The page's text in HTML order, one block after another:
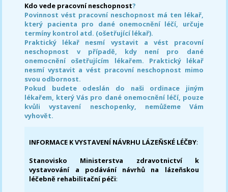
Kdo vede pracovní neschopnost?
Povinnost vést pracovní neschopnost má ten lékař,
který pacienta pro dané onemocnění léčí, určuje
termíny kontrol atd. (ošetřující lékař).
Praktický lékař nesmí vystavit a vést pracovní
neschopnost v případě, kdy není pro dané
onemocnění ošetřujícím lékařem. Praktický lékař
nesmí vystavit a vést pracovní neschopnost mimo
svou odbornost.
Pokud budete odeslán do naši ordinace jiným
lékařem, který Vás pro dané onemocnění léčí, pouze
kvůli vystavení neschopenky, nemůžeme Vám
vyhovět.
INFORMACE K VYSTAVENÍ NÁVRHU LÁZEŇSKÉ LÉČBY:
Stanovisko Ministerstva zdravotnictví k
vystavování a podávání návrhů na lázeňskou
léčebně rehabilitační péči: